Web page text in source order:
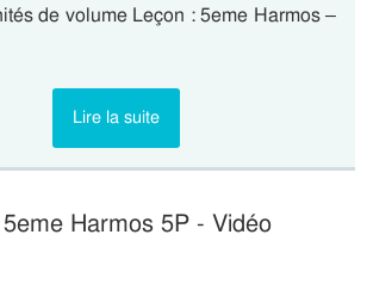
de volume Leçon : 5eme Harmos –
Lire la suite
Harmos 5P - Vidéo